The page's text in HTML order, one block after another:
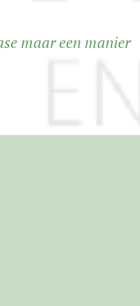
maar een manier